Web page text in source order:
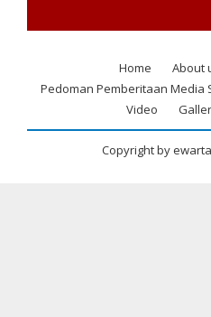
Footer
Home About
Pedoman Pemberitaan Media
Video
Copyright by